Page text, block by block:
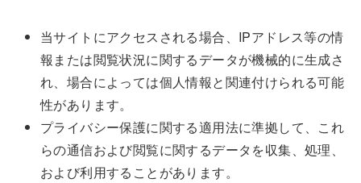
当サイトにアクセスされる場合、IPアドレス等の情
報または閲覧状況に関するデータが機械的に生成さ
れ、場合によっては個人情報と関連付けられる可能
性があります。
プライバシー保護に関する適用法に準拠して、これ
らの通信および閲覧に関するデータを収集、処理、
および利用することがあります。